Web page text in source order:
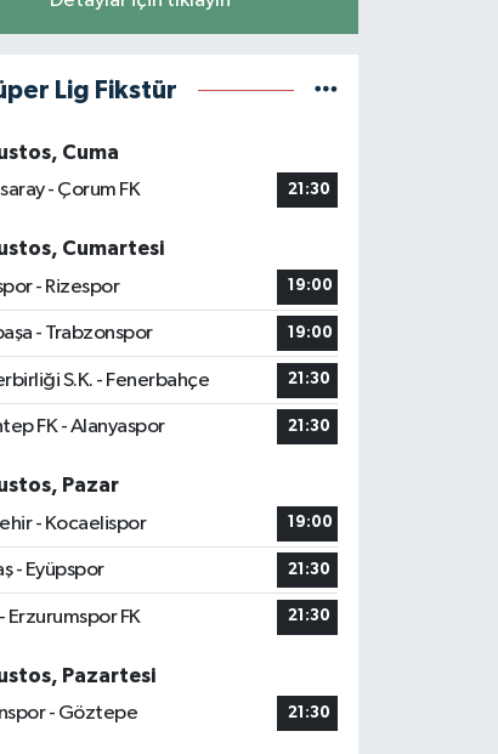
Lig Fikstür
Cuma
- Çorum FK
21:30
Cumartesi
- Rizespor
19:00
- Trabzonspor 19:00
S.K. - Fenerbahçe 21:30
FK - Alanyaspor 21:30
Pazar
- Kocaelispor
19:00
- Eyüpspor 21:30
Erzurumspor FK 21:30
Pazartesi
- Göztepe
21:30